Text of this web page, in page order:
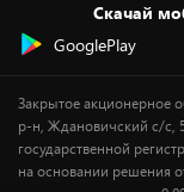
Сервисные центры
Уценка
Скачай
GooglePlay
Закрытое акционерное
р-н, Ждановичский с/с,
государственной
на основании решения